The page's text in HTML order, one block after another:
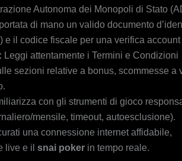
Autonoma dei Monopoli di Stato
di mano un valido documento
e il codice fiscale per una verifica
Leggi attentamente i Termini e Condizioni
sezioni relative a bonus, scommesse a
con gli strumenti di gioco
mensile, timeout, autoesclusione).
una connessione internet affidabile,
live e il snai poker in tempo reale.